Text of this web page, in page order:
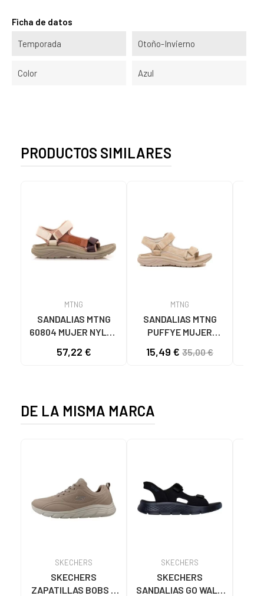
Ficha de datos
Temporada Otoño-Invierno
Color Azul
PRODUCTOS SIMILARES
MTNG
SANDALIAS MTNG
60804 MUJER NYLON
TAUPE C59615 - -
57,22 €
MTNG
SANDALIAS MTNG
PUFFYE MUJER
C60056 C60056 -
15,49 € 35,00 €
DE LA MISMA MARCA
SKECHERS
SKECHERS
ZAPATILLAS BOBS B
SKECHERS
SKECHERS
SANDALIAS GO WALK